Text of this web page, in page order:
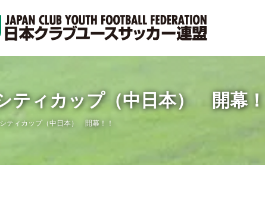
ティカップ（中日本） 開幕！
ティカップ（中日本） 開幕！！